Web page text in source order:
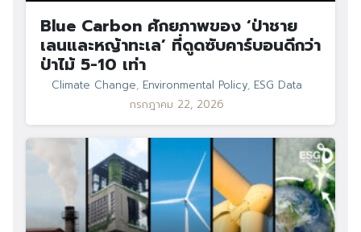
for: Search
Blue Carbon ศักยภาพของ ‘ป่าชาย
เลนและหญ้าทะเล’ ที่ดูดซับคาร์บอนดีกว่า
ป่าไม้ 5-10 เท่า
Climate Change, Environmental Policy, ESG Data
กรกฎาคม 22, 2026